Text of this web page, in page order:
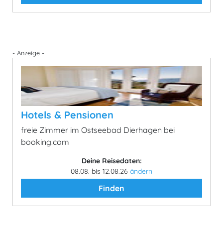
- Anzeige -
Hotels & Pensionen
freie Zimmer im Ostseebad Dierhagen bei
booking.com
Deine Reisedaten:
08.08. bis 12.08.26 ändern
Finden